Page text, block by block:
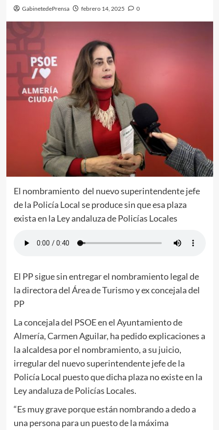
GabinetedePrensa febrero 14, 2025 0
El nombramiento del nuevo superintendente jefe
de la Policía Local se produce sin que esa plaza
exista en la Ley andaluza de Policías Locales
El PP sigue sin entregar el nombramiento legal de
la directora del Área de Turismo y ex concejala del
PP
La concejala del PSOE en el Ayuntamiento de
Almería, Carmen Aguilar, ha pedido explicaciones a
la alcaldesa por el nombramiento, a su juicio,
irregular del nuevo superintendente jefe de la
Policía Local puesto que dicha plaza no existe en la
Ley andaluza de Policías Locales.
“Es muy grave porque están nombrando a dedo a
una persona para un puesto de la máxima